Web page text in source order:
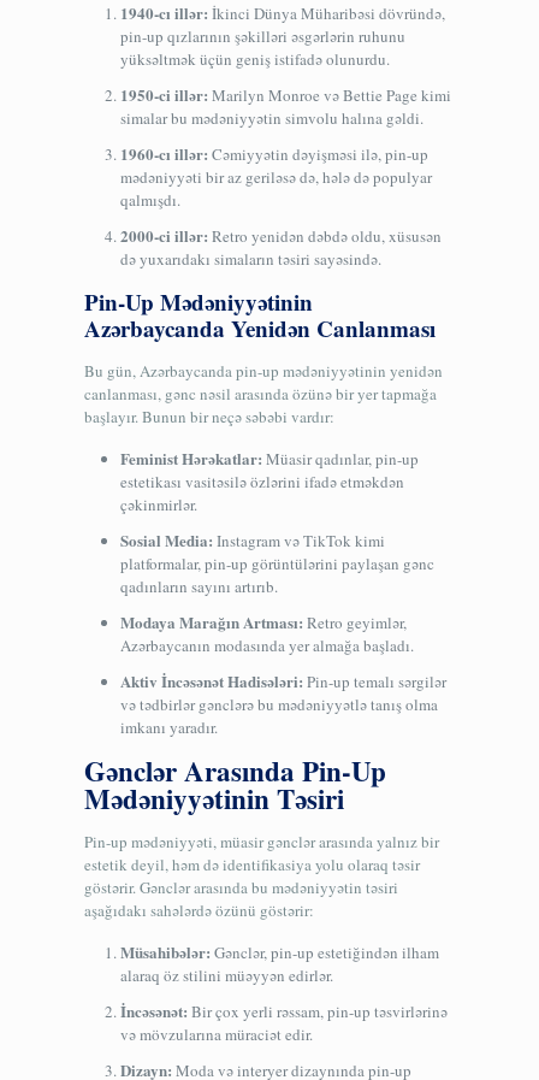
1940-cı illər: İkinci Dünya Müharibəsi dövründə,
pin-up qızlarının şəkilləri əsgərlərin ruhunu
yüksəltmək üçün geniş istifadə olunurdu.
1950-ci illər: Marilyn Monroe və Bettie Page kimi
simalar bu mədəniyyətin simvolu halına gəldi.
1960-cı illər: Cəmiyyətin dəyişməsi ilə, pin-up
mədəniyyəti bir az geriləsə də, hələ də populyar
qalmışdı.
2000-ci illər: Retro yenidən dəbdə oldu, xüsusən
də yuxarıdakı simaların təsiri sayəsində.
Pin-Up Mədəniyyətinin
Azərbaycanda Yenidən Canlanması
Bu gün, Azərbaycanda pin-up mədəniyyətinin yenidən
canlanması, gənc nəsil arasında özünə bir yer tapmağa
başlayır. Bunun bir neçə səbəbi vardır:
Feminist Hərəkatlar: Müasir qadınlar, pin-up
estetikası vasitəsilə özlərini ifadə etməkdən
çəkinmirlər.
Sosial Media: Instagram və TikTok kimi
platformalar, pin-up görüntülərini paylaşan gənc
qadınların sayını artırıb.
Modaya Marağın Artması: Retro geyimlər,
Azərbaycanın modasında yer almağa başladı.
Aktiv İncəsənət Hadisələri: Pin-up temalı sərgilər
və tədbirlər gənclərə bu mədəniyyətlə tanış olma
imkanı yaradır.
Gənclər Arasında Pin-Up
Mədəniyyətinin Təsiri
Pin-up mədəniyyəti, müasir gənclər arasında yalnız bir
estetik deyil, həm də identifikasiya yolu olaraq təsir
göstərir. Gənclər arasında bu mədəniyyətin təsiri
aşağıdakı sahələrdə özünü göstərir:
Müsahibələr: Gənclər, pin-up estetiğindən ilham
alaraq öz stilini müəyyən edirlər.
İncəsənət: Bir çox yerli rəssam, pin-up təsvirlərinə
və mövzularına müraciət edir.
Dizayn: Moda və interyer dizaynında pin-up